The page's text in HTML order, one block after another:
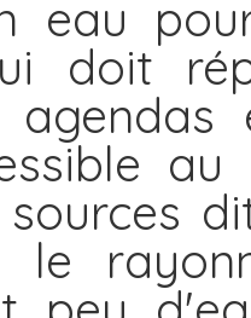
eau
doit
agendas
le